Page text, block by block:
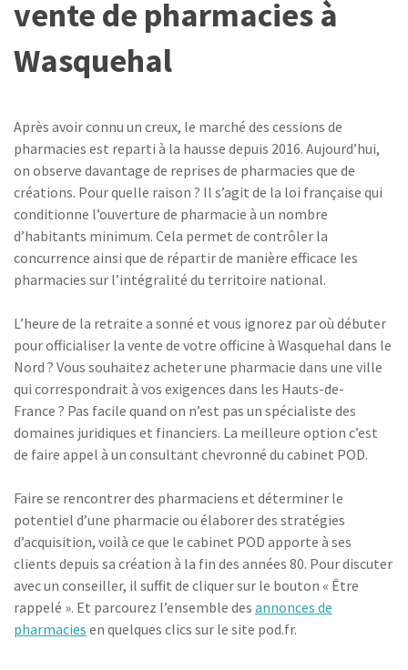
vente de pharmacies à
Wasquehal
Après avoir connu un creux, le marché des cessions de
pharmacies est reparti à la hausse depuis 2016. Aujourd’hui,
on observe davantage de reprises de pharmacies que de
créations. Pour quelle raison ? Il s’agit de la loi française qui
conditionne l’ouverture de pharmacie à un nombre
d’habitants minimum. Cela permet de contrôler la
concurrence ainsi que de répartir de manière efficace les
pharmacies sur l’intégralité du territoire national.
L’heure de la retraite a sonné et vous ignorez par où débuter
pour officialiser la vente de votre officine à Wasquehal dans le
Nord ? Vous souhaitez acheter une pharmacie dans une ville
qui correspondrait à vos exigences dans les Hauts-de-
France ? Pas facile quand on n’est pas un spécialiste des
domaines juridiques et financiers. La meilleure option c’est
de faire appel à un consultant chevronné du cabinet POD.
Faire se rencontrer des pharmaciens et déterminer le
potentiel d’une pharmacie ou élaborer des stratégies
d’acquisition, voilà ce que le cabinet POD apporte à ses
clients depuis sa création à la fin des années 80. Pour discuter
avec un conseiller, il suffit de cliquer sur le bouton « Être
rappelé ». Et parcourez l’ensemble des annonces de
pharmacies en quelques clics sur le site pod.fr.